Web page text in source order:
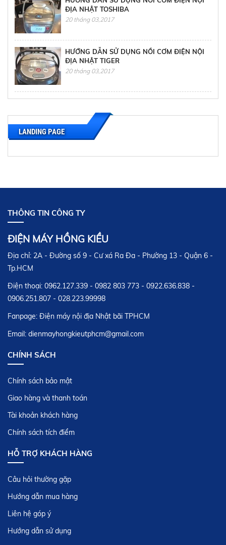
ĐỊA NHẬT TOSHIBA
20 tháng 03,2017
HƯỚNG DẪN SỬ DỤNG NỒI CƠM ĐIỆN NỘI
ĐỊA NHẬT TIGER
20 tháng 03,2017
ĐỊA NHẬT HITACHI
20 tháng 03,2017
HƯỚNG DẪN SỬ DỤNG NỒI CƠM ĐIỆN NỘI
ĐỊA NHẬT ZOJIRUSHI
HƯỚNG DẪN SỬ DỤNG NỒI CƠM ĐIỆN NỘI
ĐỊA NHẬT MITSUBISHI
06 tháng 12,2017
HƯỚNG DẪN SỬ DỤNG BẾP TỪ NỘI ĐỊA
NHẬT NATIONAL
08 tháng 05,2017
06 tháng 05,2017
16 tháng 01,2018
LANDING PAGE
THÔNG TIN CÔNG TY
ĐIỆN MÁY HỒNG KIỀU
Địa chỉ: 2A - Đường số 9 - Cư xá Ra Đa - Phường 13 - Quận 6 -
Tp.HCM
Điện thoại: 0962.127.339 - 0982 803 773 - 0922.636.838 -
0906.251.807 - 028.223.99998
Fanpage: Điện máy nội địa Nhật bãi TPHCM
Email: dienmayhongkieutphcm@gmail.com
CHÍNH SÁCH
Chính sách bảo mật
Giao hàng và thanh toán
Tài khoản khách hàng
Chính sách tích điểm
HỖ TRỢ KHÁCH HÀNG
Câu hỏi thường gặp
Hướng dẫn mua hàng
Liên hệ góp ý
Hướng dẫn sử dụng